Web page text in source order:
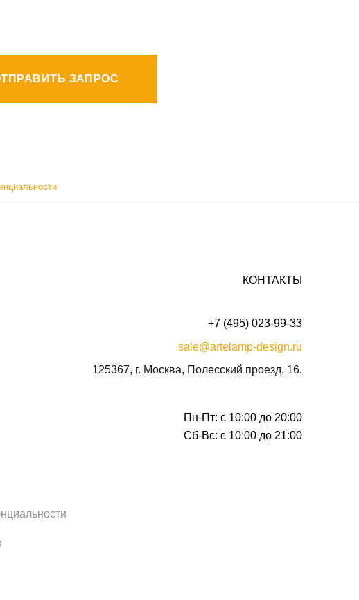
ЗАПРОС
КОНТАКТЫ
+7 (495) 023-99-33
sale@artelamp-design.ru
125367, г. Москва, Полесский проезд, 16.
Пн-Пт: с 10:00 до 20:00
Сб-Вс: с 10:00 до 21:00